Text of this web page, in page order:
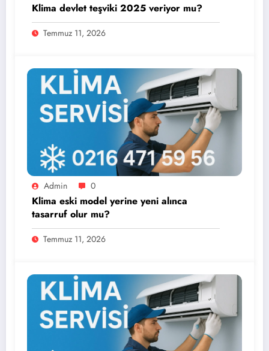
Klima devlet teşviki 2025 veriyor mu?
Temmuz 11, 2026
Admin 0
Klima eski model yerine yeni alınca
tasarruf olur mu?
Temmuz 11, 2026